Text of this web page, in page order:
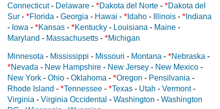
Connecticut- Delaware - *Dakota del Norte - *Dakota del
Sur - *Florida - Georgia - Hawai - * Idaho - Illinois - * Indiana
- Iowa - *Kansas - *Kentucky - Louisiana - Maine -
Maryland - Massachusetts - *Michigan
Minnesota - Mississippi - Missouri - Montana - *Nebraska -
*Nevada - New Hampshire - New Jersey - New Mexico -
New York - Ohio - Oklahoma - *Oregon - Pensilvania -
Rhode Island - *Tennessee - *Texas - Utah - Vermont-
Virginia - Virginia Occidental - Washington - Washington